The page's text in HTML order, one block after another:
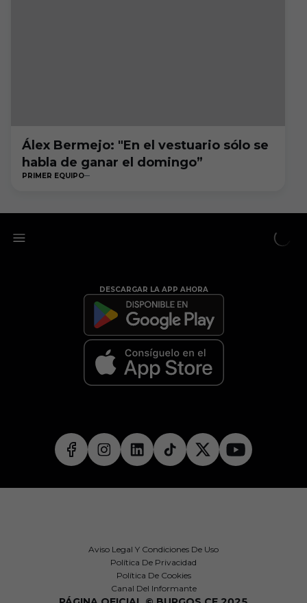
Álex Bermejo: "En el vestuario sólo se
habla de ganar el domingo”
PRIMER EQUIPO
DESCARGAR LA APP AHORA
Aviso Legal Y Condiciones De Uso
Política De Privacidad
Política De Cookies
Canal Del Informante